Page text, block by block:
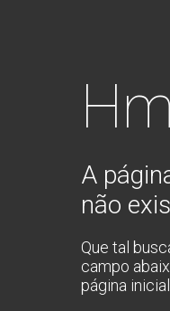
A
não
Que tal
campo
página